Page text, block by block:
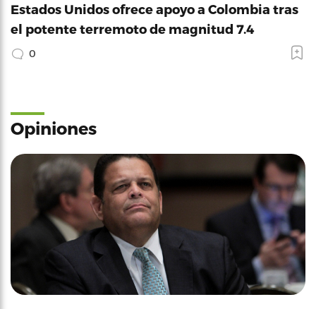
Estados Unidos ofrece apoyo a Colombia tras
el potente terremoto de magnitud 7.4
0
Opiniones